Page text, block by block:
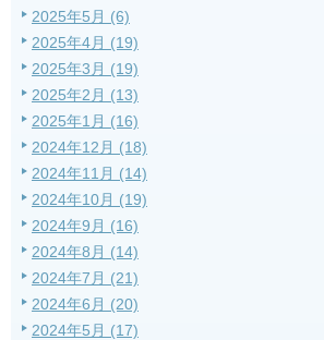
2025年5月 (6)
2025年4月 (19)
2025年3月 (19)
2025年2月 (13)
2025年1月 (16)
2024年12月 (18)
2024年11月 (14)
2024年10月 (19)
2024年9月 (16)
2024年8月 (14)
2024年7月 (21)
2024年6月 (20)
2024年5月 (17)